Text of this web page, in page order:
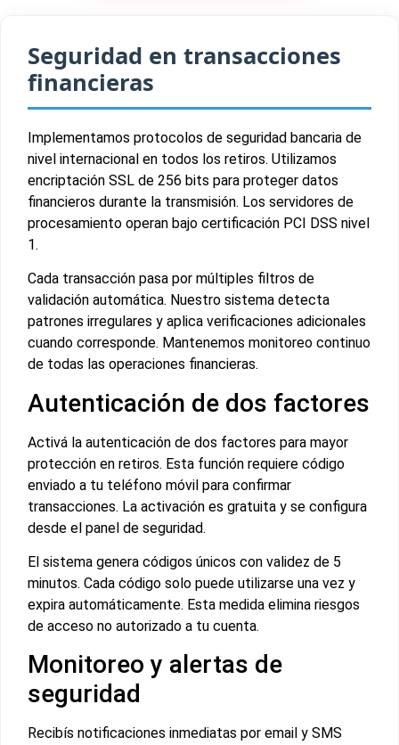
Seguridad en transacciones
financieras
Implementamos protocolos de seguridad bancaria de
nivel internacional en todos los retiros. Utilizamos
encriptación SSL de 256 bits para proteger datos
financieros durante la transmisión. Los servidores de
procesamiento operan bajo certificación PCI DSS nivel
1.
Cada transacción pasa por múltiples filtros de
validación automática. Nuestro sistema detecta
patrones irregulares y aplica verificaciones adicionales
cuando corresponde. Mantenemos monitoreo continuo
de todas las operaciones financieras.
Autenticación de dos factores
Activá la autenticación de dos factores para mayor
protección en retiros. Esta función requiere código
enviado a tu teléfono móvil para confirmar
transacciones. La activación es gratuita y se configura
desde el panel de seguridad.
El sistema genera códigos únicos con validez de 5
minutos. Cada código solo puede utilizarse una vez y
expira automáticamente. Esta medida elimina riesgos
de acceso no autorizado a tu cuenta.
Monitoreo y alertas de
seguridad
Recibís notificaciones inmediatas por email y SMS